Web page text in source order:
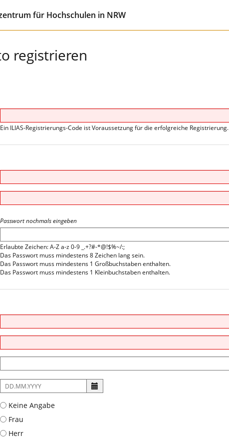
für Hochschulen in NRW
registrieren
Ein ILIAS-Registrierungs-Code ist Voraussetzung für die erfolgreiche Registrierung.
Passwort nochmals eingeben
Erlaubte Zeichen: A-Z a-z 0-9 _.+?#-*@!$%~/:;
Das Passwort muss mindestens 8 Zeichen lang sein.
Das Passwort muss mindestens 1 Großbuchstaben enthalten.
Das Passwort muss mindestens 1 Kleinbuchstaben enthalten.
Es
ist
folgendes
gefordert:
DD.MM.YYYY
Keine Angabe
Frau
Herr